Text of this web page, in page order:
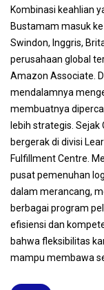
Kombinasi keahlian
Bustamam masuk
Swindon, Inggris,
perusahaan global
Amazon Associate.
mendalamnya
membuatnya
lebih strategis.
bergerak di divisi
Fulfillment Centre.
pusat pemenuhan
dalam merancang,
berbagai program
efisiensi dan
bahwa fleksibilitas
mampu membawa